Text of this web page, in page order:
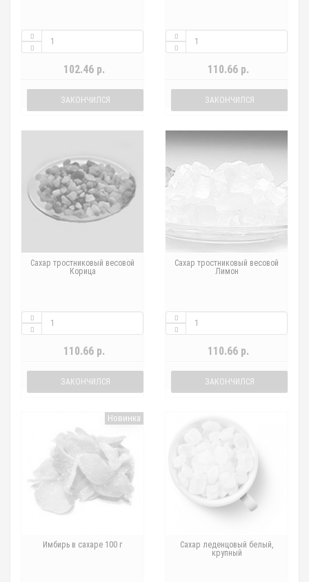
102.46 р.
ЗАКОНЧИЛСЯ
110.66 р.
ЗАКОНЧИЛСЯ
Сахар тростниковый весовой
Корица
110.66 р.
ЗАКОНЧИЛСЯ
Сахар тростниковый весовой
Лимон
110.66 р.
ЗАКОНЧИЛСЯ
Новинка
Имбирь в сахаре 100 г
Сахар леденцовый белый,
крупный